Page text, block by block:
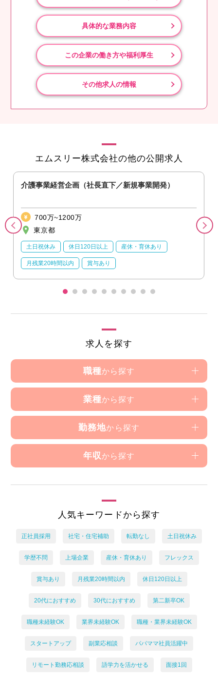
具体的な業務内容
この企業の働き方や福利厚生
その他求人の情報
エムスリー株式会社の他の公開求人
介護事業経営企画（社長直下／新規事業開発）
700万~1200万
東京都
土日祝休み 休日120日以上 産休・育休あり
月残業20時間以内 賞与あり
求人を探す
職種から探す
業種から探す
勤務地から探す
年収 から探す
人気キーワードから探す
正社員採用 社宅・住宅補助 転勤なし 土日祝休み
学歴不問 上場企業 産休・育休あり フレックス
賞与あり 月残業20時間以内 休日120日以上
20代におすすめ 30代におすすめ 第二新卒OK
職種未経験OK 業界未経験OK 職種・業界未経験OK
スタートアップ 副業応相談 パパママ社員活躍中
リモート勤務応相談 語学力を活かせる 面接1回